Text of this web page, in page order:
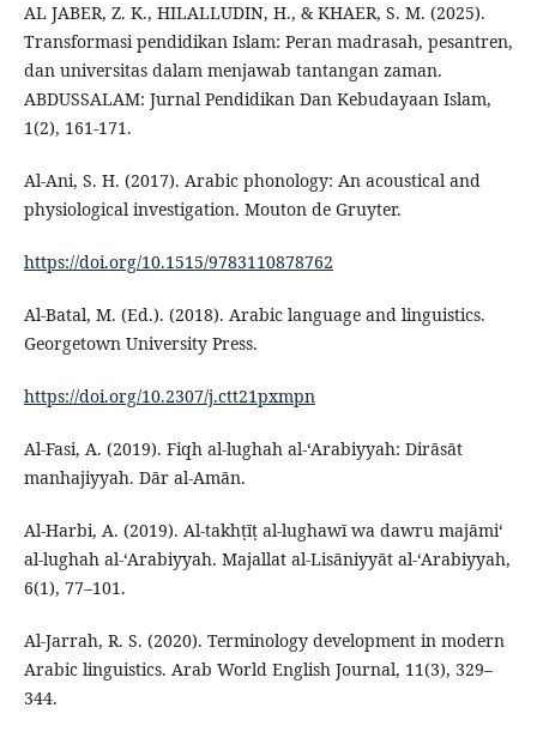
AL JABER, Z. K., HILALLUDIN, H., & KHAER, S. M. (2025).
Transformasi pendidikan Islam: Peran madrasah, pesantren,
dan universitas dalam menjawab tantangan zaman.
ABDUSSALAM: Jurnal Pendidikan Dan Kebudayaan Islam,
1(2), 161-171.
Al-Ani, S. H. (2017). Arabic phonology: An acoustical and
physiological investigation. Mouton de Gruyter.
https://doi.org/10.1515/9783110878762
Al-Batal, M. (Ed.). (2018). Arabic language and linguistics.
Georgetown University Press.
https://doi.org/10.2307/j.ctt21pxmpn
Al-Fasi, A. (2019). Fiqh al-lughah al-‘Arabiyyah: Dirāsāt
manhajiyyah. Dār al-Amān.
Al-Harbi, A. (2019). Al-takhṭīṭ al-lughawī wa dawru majāmi‘
al-lughah al-‘Arabiyyah. Majallat al-Lisāniyyāt al-‘Arabiyyah,
6(1), 77–101.
Al-Jarrah, R. S. (2020). Terminology development in modern
Arabic linguistics. Arab World English Journal, 11(3), 329–
344.